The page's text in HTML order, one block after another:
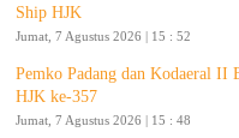
Ship HJK
Jumat, 7 Agustus 2026 | 15 : 52
Pemko Padang dan Kodaeral II
HJK ke-357
Jumat, 7 Agustus 2026 | 15 : 48